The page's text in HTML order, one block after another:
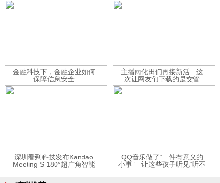
金融科技下，金融企业如何
保障信息安全
主播雨化田们再接新活，这
次让网友们下载的是交管
12123APP
深圳看到科技发布Kandao
Meeting S 180°超广角智能
QQ音乐做了“一件有意义的
小事”，让这些孩子听见“听不